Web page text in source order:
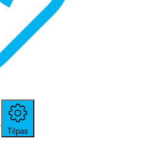
Tilpas